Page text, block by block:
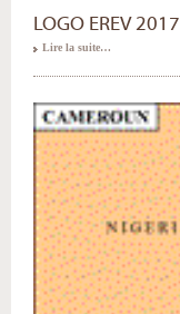
LOGO EREV 2017
Lire la suite…